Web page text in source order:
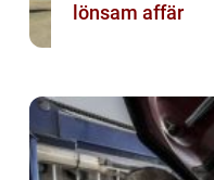
lönsam affär